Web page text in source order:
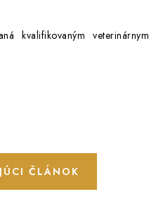
kvalifikovaným veterinárnym
ČLÁNOK